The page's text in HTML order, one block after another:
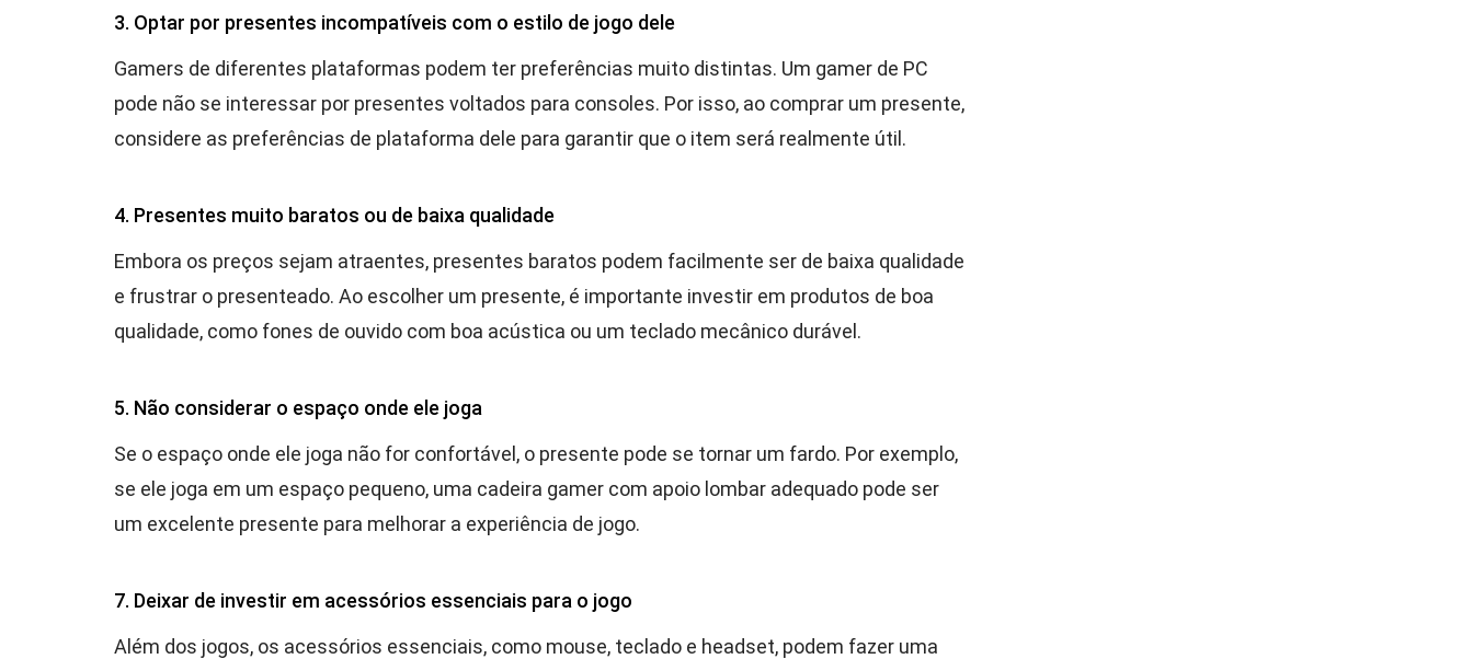
3. Optar por presentes incompatíveis com o estilo de jogo dele
Gamers de diferentes plataformas podem ter preferências muito distintas. Um gamer de PC
pode não se interessar por presentes voltados para consoles. Por isso, ao comprar um presente,
considere as preferências de plataforma dele para garantir que o item será realmente útil.
4. Presentes muito baratos ou de baixa qualidade
Embora os preços sejam atraentes, presentes baratos podem facilmente ser de baixa qualidade
e frustrar o presenteado. Ao escolher um presente, é importante investir em produtos de boa
qualidade, como fones de ouvido com boa acústica ou um teclado mecânico durável.
5. Não considerar o espaço onde ele joga
Se o espaço onde ele joga não for confortável, o presente pode se tornar um fardo. Por exemplo,
se ele joga em um espaço pequeno, uma cadeira gamer com apoio lombar adequado pode ser
um excelente presente para melhorar a experiência de jogo.
7. Deixar de investir em acessórios essenciais para o jogo
Além dos jogos, os acessórios essenciais, como mouse, teclado e headset, podem fazer uma